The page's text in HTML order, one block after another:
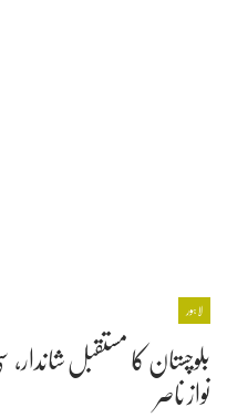
لاہور
بلوچستان کا مستقبل
نواز ناصر